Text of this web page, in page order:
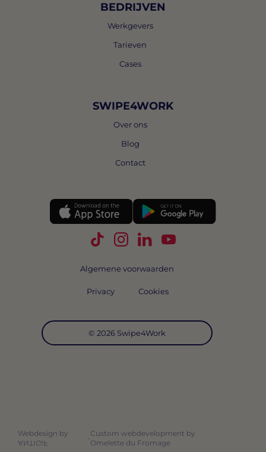
BEDRIJVEN
Werkgevers
Tarieven
Cases
SWIPE4WORK
Over ons
Blog
Contact
Volg Swipe4Work op TikTok
Volg Swipe4Work op
Volg Swipe4Work op
Volg Swipe4Work
© 2026 Swipe4Work
Algemene voorwaarden
Privacy Cookies
Webdesign by
ANTIGIF
-
Custom webdevelopment by
Omelette du Fromage